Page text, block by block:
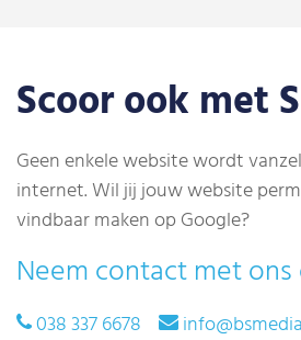
Scoor ook met
Geen enkele website wordt
internet. Wil jij jouw website
vindbaar maken op Google?
Neem contact met ons
038 337 6678